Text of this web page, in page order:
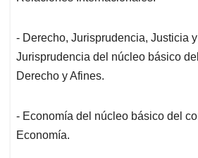
- Derecho, Jurisprudencia, Justicia
Jurisprudencia del núcleo básico
Derecho y Afines.
- Economía del núcleo básico del
Economía.